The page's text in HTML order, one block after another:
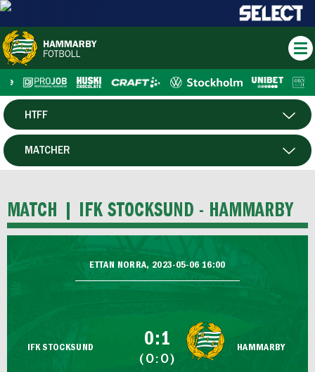
HERR
HTFF
P19
MATCHER
MATCH | IFK STOCKSUND - HAMMARBY
ETTAN NORRA, 2023-05-06 16:00
IFK STOCKSUND 0:1
(0:0)
HAMMARBY